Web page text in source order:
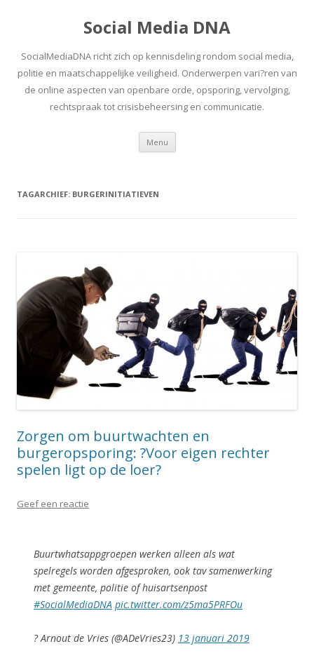
Social Media DNA
SocialMediaDNA richt zich op kennisdeling rondom social media,
politie en maatschappelijke veiligheid. Onderwerpen vari?ren van
de online aspecten van openbare orde, opsporing, vervolging,
rechtspraak tot crisisbeheersing en communicatie.
Menu Spring
inhoud
TAGARCHIEF: BURGERINITIATIEVEN
Zorgen om buurtwachten en
burgeropsporing: ?Voor eigen rechter
spelen ligt op de loer?
Geef een reactie
Buurtwhatsappgroepen werken alleen als wat
spelregels worden afgesproken, ook tav samenwerking
met gemeente, politie of huisartsenpost
#SocialMediaDNA pic.twitter.com/z5ma5PRFOu
? Arnout de Vries (@ADeVries23) 13 januari 2019